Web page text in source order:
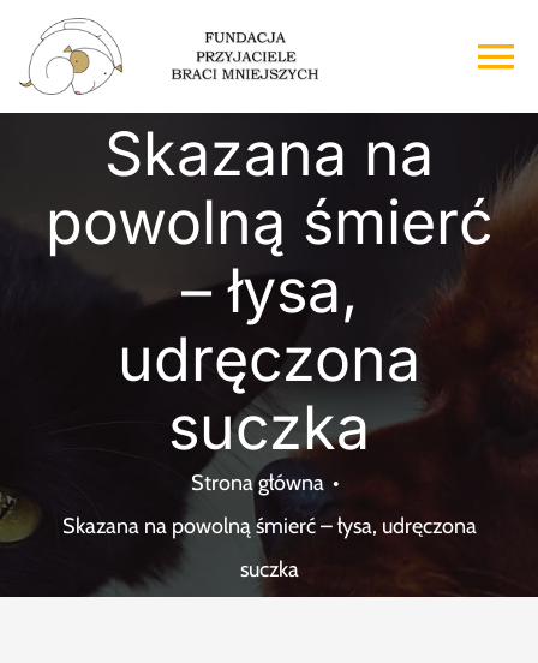
Przejdź
zawartości
Strona główna
O nas
Wsparcie
Skazana na
powolną śmierć
– łysa,
udręczona
suczka
Strona główna
Skazana na powolną śmierć – łysa, udręczona
suczka